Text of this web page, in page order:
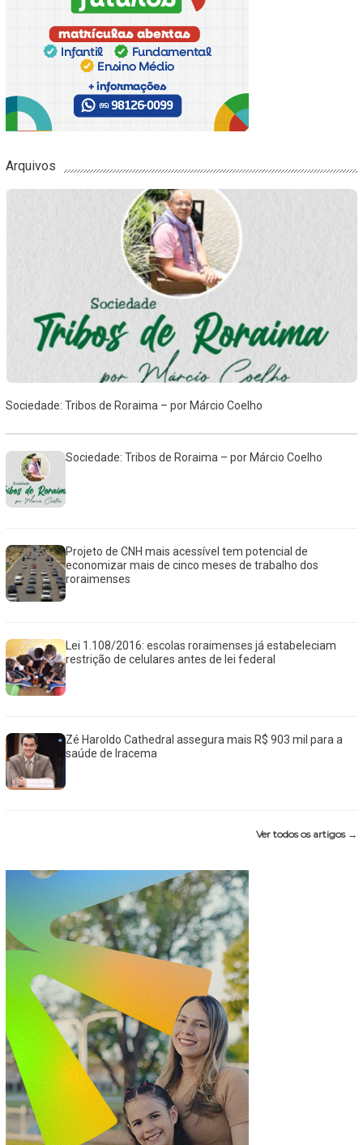
Arquivos
Sociedade: Tribos de Roraima – por Márcio Coelho
Sociedade: Tribos de Roraima – por Márcio Coelho
Projeto de CNH mais acessível tem potencial de
economizar mais de cinco meses de trabalho dos
roraimenses
Lei 1.108/2016: escolas roraimenses já estabeleciam
restrição de celulares antes de lei federal
Zé Haroldo Cathedral assegura mais R$ 903 mil para a
saúde de Iracema
Ver todos os artigos →